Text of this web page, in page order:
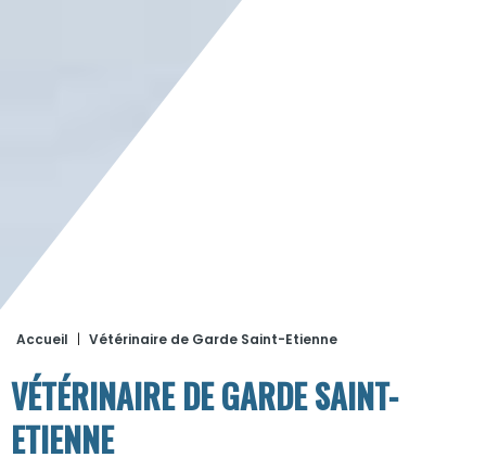
Accueil | Vétérinaire de Garde Saint-Etienne
VÉTÉRINAIRE DE GARDE SAINT-
ETIENNE